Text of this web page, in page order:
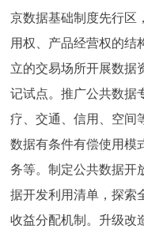
京数据基础制度先行区
用权、产品经营权的结
立的交易场所开展数据
记试点。推广公共数据
疗、交通、信用、空间
数据有条件有偿使用模
务等。制定公共数据开
据开发利用清单，探索
收益分配机制。升级改